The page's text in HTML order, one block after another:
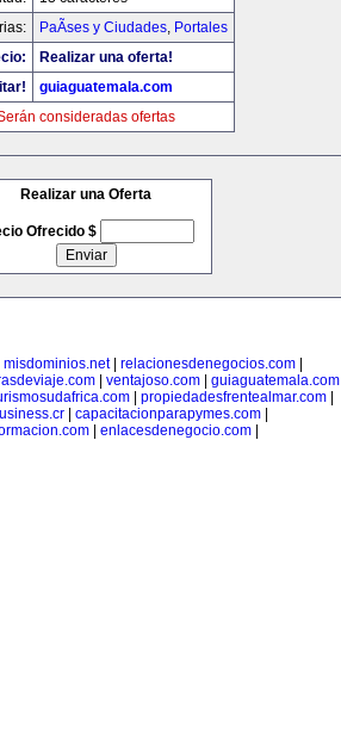
PaÃ­ses y Ciudades, Portales
Realizar una oferta!
guiaguatemala.com
consideradas ofertas
Realizar una Oferta
Ofrecido $
misdominios.net| relacionesdenegocios.com
ventajoso.com guiaguatemala.com
| propiedadesfrentealmar.com|
| capacitacionparapymes.com|
enlacesdenegocio.com